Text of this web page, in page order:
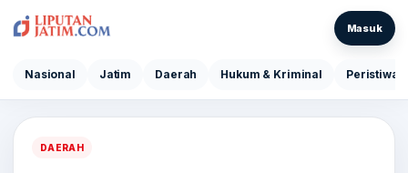
Nasional Jatim Daerah Hukum & Kriminal Peristiwa
Masuk
DAERAH